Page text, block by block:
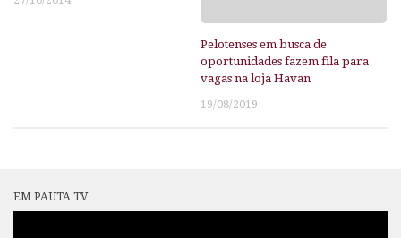
Pelotenses em busca de
oportunidades fazem fila para
vagas na loja Havan
19/08/2019
EM PAUTA TV